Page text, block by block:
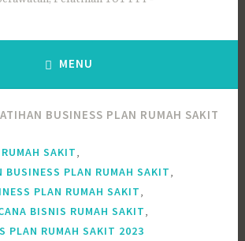
MENU
BUSINESS PLAN RUMAH SAKIT
SAKIT
BUSINESS PLAN RUMAH SAKIT
PLAN RUMAH SAKIT
BISNIS RUMAH SAKIT
PLAN RUMAH SAKIT 2023